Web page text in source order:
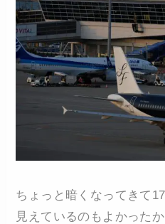
ちょっと暗くなってきて
見えているのもよかったか